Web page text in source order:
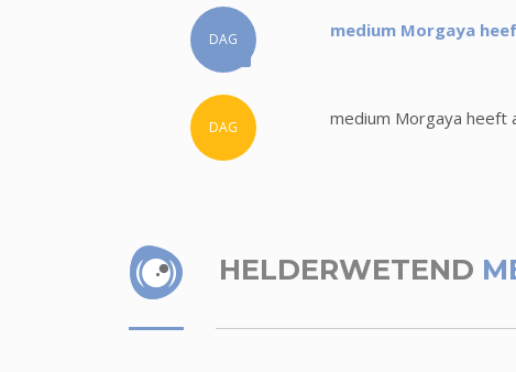
DAG medium Morgaya
DAG medium Morgaya heeft
HELDERWETEND